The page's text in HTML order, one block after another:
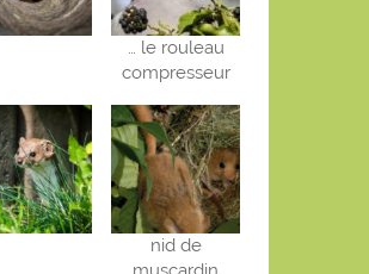
… le rouleau
compresseur
nid de